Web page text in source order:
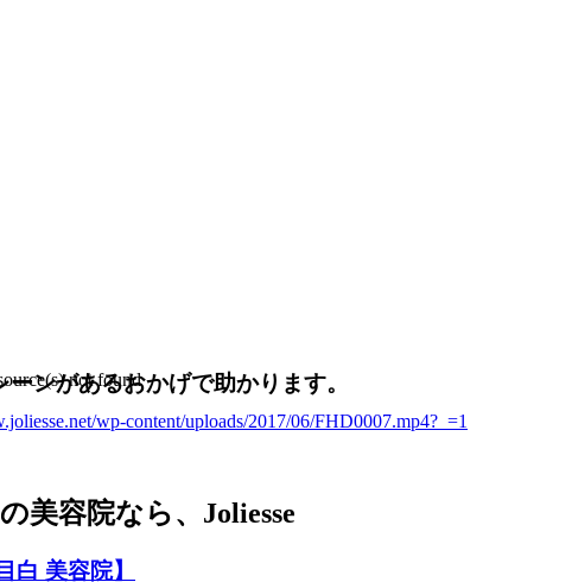
not found
wp-content/uploads/2017/06/FHD0007.mp4?_=1
使ってください。
ンがあるおかげで助かります。
白 美容院】